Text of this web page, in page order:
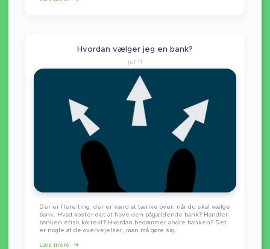
Hvordan vælger jeg en bank?
jul 11
Der er flere ting, der er værd at tænke over, når du skal vælge
bank. Hvad koster det at have den pågældende bank? Handler
banken etisk korrekt? Hvordan bedømmer andre banken? Det
er nogle af de overvejelser, man må gøre sig.
Læs mere